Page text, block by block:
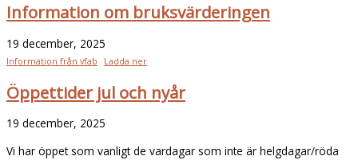
Information om bruksvärderingen
19 december, 2025
Information från vfab Ladda ner
Öppettider jul och nyår
19 december, 2025
Vi har öppet som vanligt de vardagar som inte är helgdagar/röda